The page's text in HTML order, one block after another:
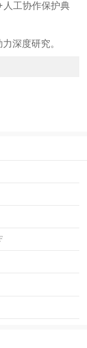
人工协作保护典
深度研究。